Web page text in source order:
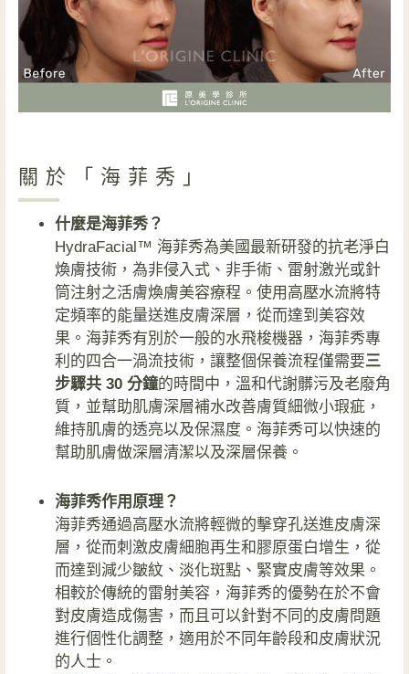
關於「海菲秀」
什麼是海菲秀？
HydraFacial™ 海菲秀為美國最新研發的抗老淨白
煥膚技術，為非侵入式、非手術、雷射激光或針
筒注射之活膚煥膚美容療程。使用高壓水流將特
定頻率的能量送進皮膚深層，從而達到美容效
果。海菲秀有別於一般的水飛梭機器，海菲秀專
利的四合一渦流技術，讓整個保養流程僅需要三
步驟共 30 分鐘的時間中，溫和代謝髒污及老廢角
質，並幫助肌膚深層補水改善膚質細微小瑕疵，
維持肌膚的透亮以及保濕度。海菲秀可以快速的
幫助肌膚做深層清潔以及深層保養。
海菲秀作用原理？
海菲秀通過高壓水流將輕微的擊穿孔送進皮膚深
層，從而刺激皮膚細胞再生和膠原蛋白增生，從
而達到減少皺紋、淡化斑點、緊實皮膚等效果。
相較於傳統的雷射美容，海菲秀的優勢在於不會
對皮膚造成傷害，而且可以針對不同的皮膚問題
進行個性化調整，適用於不同年齡段和皮膚狀況
的人士。